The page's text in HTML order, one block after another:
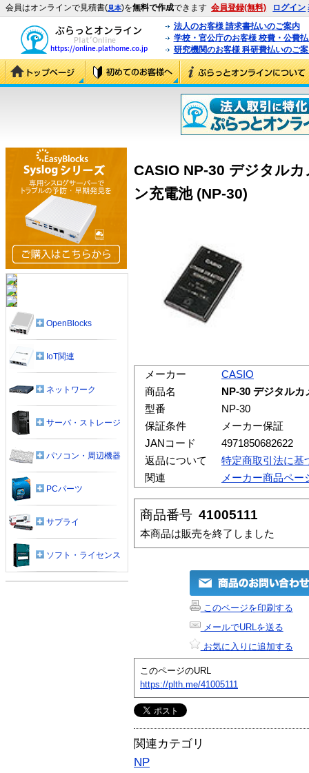
会員はオンラインで見積書(見本)を無料で作成できます 会員登録(無料) ログイン
法人のお客様 請求書払いのご案内
学校・官公庁のお客様 校費・公費
研究機関のお客様 科研費払いのご
CASIO NP-30 デジタル
ン充電池 (NP-30)
メーカー
CASIO
商品名
NP-30 デジタル
型番
NP-30
保証条件
メーカー保証
JANコード
4971850682622
返品について
特定商取引法に基
関連
メーカー商品ペー
商品番号 41005111
本商品は販売を終了しました
このページを印刷する
メールでURLを送る
お気に入りに追加する
このページのURL
https://plth.me/41005111
関連カテゴリ
NP
OpenBlocks
IoT関連
ネットワーク
サーバ・ストレージ
パソコン・周辺機器
PCパーツ
サプライ
ソフト・ライセンス